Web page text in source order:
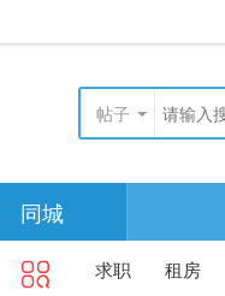
帖子
同城
求职 租房